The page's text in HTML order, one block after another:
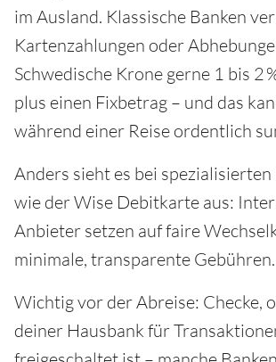
im Ausland. Klassische Banken
Kartenzahlungen oder
Schwedische Krone gerne 1 bis 2
plus einen Fixbetrag – und das
während einer Reise ordentlich
Anders sieht es bei
wie der Wise Debitkarte aus:
Anbieter setzen auf faire
minimale, transparente Gebühren.
Wichtig vor der Abreise: Checke,
deiner Hausbank für